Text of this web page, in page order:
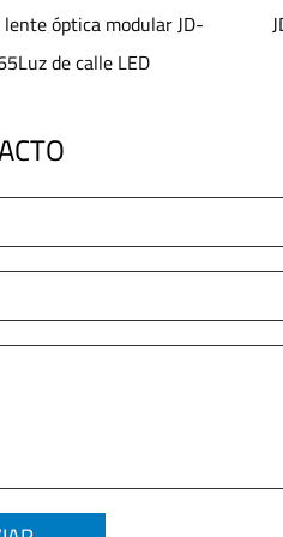
superficie antienvejecimiento
IP66 IK09 Led Street Light